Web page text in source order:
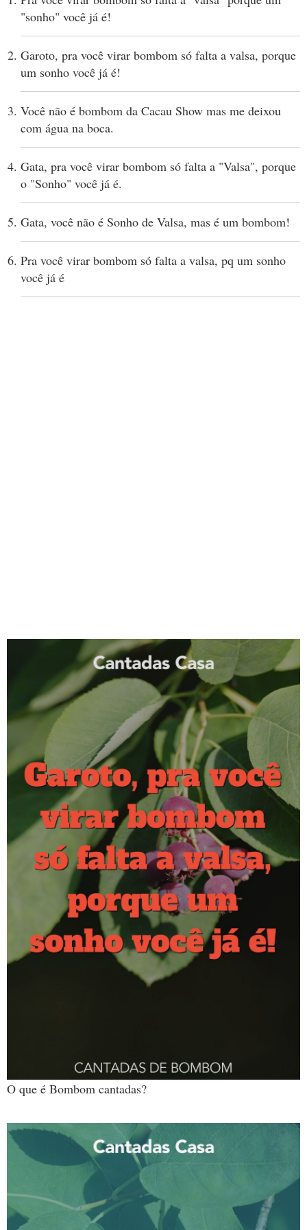
"sonho" você já é!
Garoto, pra você virar bombom só falta a valsa, porque
um sonho você já é!
Você não é bombom da Cacau Show mas me deixou
com água na boca.
Gata, pra você virar bombom só falta a "Valsa", porque
o "Sonho" você já é.
Gata, você não é Sonho de Valsa, mas é um bombom!
Pra você virar bombom só falta a valsa, pq um sonho
você já é
O que é Bombom cantadas?